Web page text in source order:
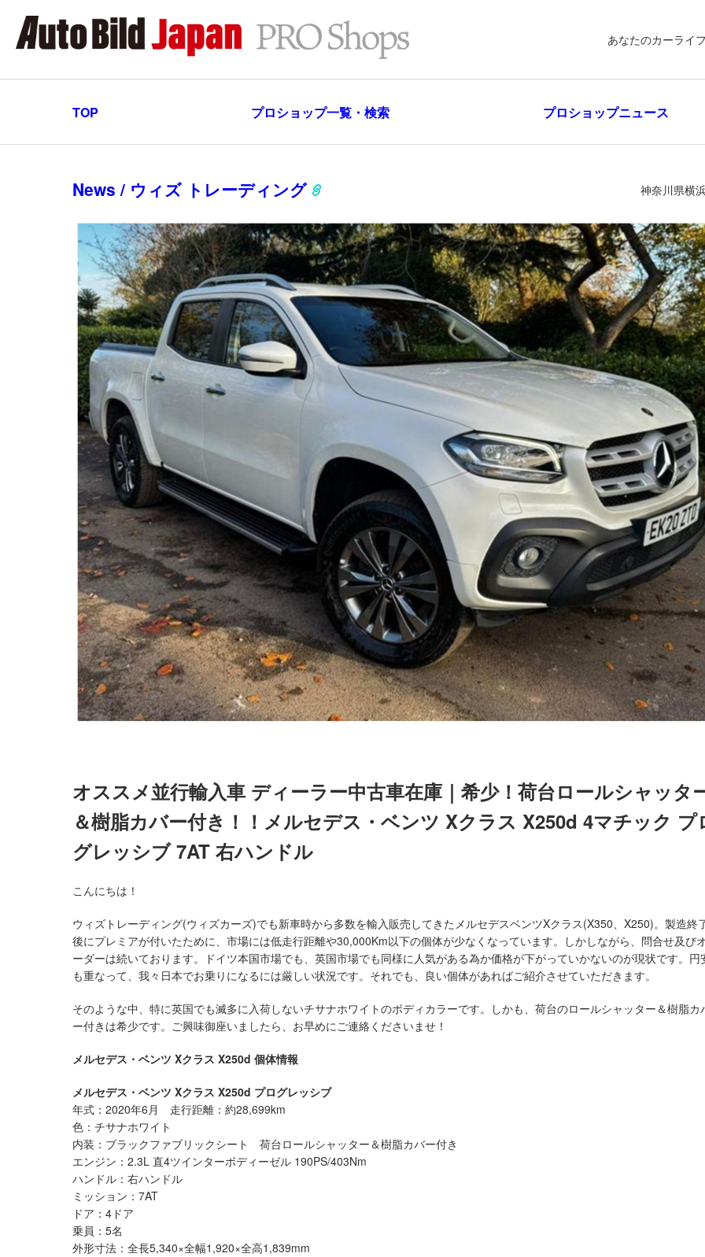
あなたのカーライ
TOP プロショップ一覧・検索 プロショップニュース
News / ウィズ トレーディング 神奈川県横
オススメ並行輸入車 ディーラー中古車在庫｜希少！荷台ロールシャッタ
＆樹脂カバー付き！！メルセデス・ベンツ Xクラス X250d 4マチック プ
グレッシブ 7AT 右ハンドル
こんにちは！
ウィズトレーディング(ウィズカーズ)でも新車時から多数を輸入販売してきたメルセデスベンツXクラス(X350、X250)。製造終
後にプレミアが付いたために、市場には低走行距離や30,000Km以下の個体が少なくなっています。しかしながら、問合せ及び
ーダーは続いております。ドイツ本国市場でも、英国市場でも同様に人気がある為か価格が下がっていかないのが現状です。円
も重なって、我々日本でお乗りになるには厳しい状況です。それでも、良い個体があればご紹介させていただきます。
そのような中、特に英国でも滅多に入荷しないチサナホワイトのボディカラーです。しかも、荷台のロールシャッター＆樹脂カ
ー付きは希少です。ご興味御座いましたら、お早めにご連絡くださいませ！
メルセデス・ベンツ Xクラス X250d 個体情報
メルセデス・ベンツ Xクラス X250d プログレッシブ
年式：2020年6月 走行距離：約28,699km
色：チサナホワイト
内装：ブラックファブリックシート 荷台ロールシャッター＆樹脂カバー付き
エンジン：2.3L 直4ツインターボディーゼル 190PS/403Nm
ハンドル：右ハンドル
ミッション：7AT
ドア：4ドア
乗員：5名
外形寸法：全長5,340×全幅1,920×全高1,839mm